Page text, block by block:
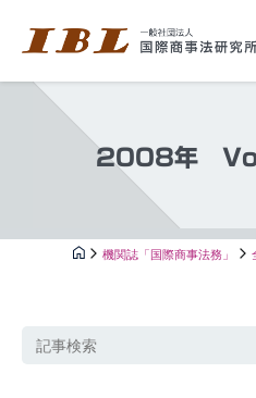
2008年
機関誌「国際商事法務」